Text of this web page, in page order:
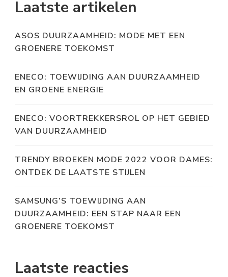
Laatste artikelen
ASOS DUURZAAMHEID: MODE MET EEN
GROENERE TOEKOMST
ENECO: TOEWIJDING AAN DUURZAAMHEID
EN GROENE ENERGIE
ENECO: VOORTREKKERSROL OP HET GEBIED
VAN DUURZAAMHEID
TRENDY BROEKEN MODE 2022 VOOR DAMES:
ONTDEK DE LAATSTE STIJLEN
SAMSUNG’S TOEWIJDING AAN
DUURZAAMHEID: EEN STAP NAAR EEN
GROENERE TOEKOMST
Laatste reacties